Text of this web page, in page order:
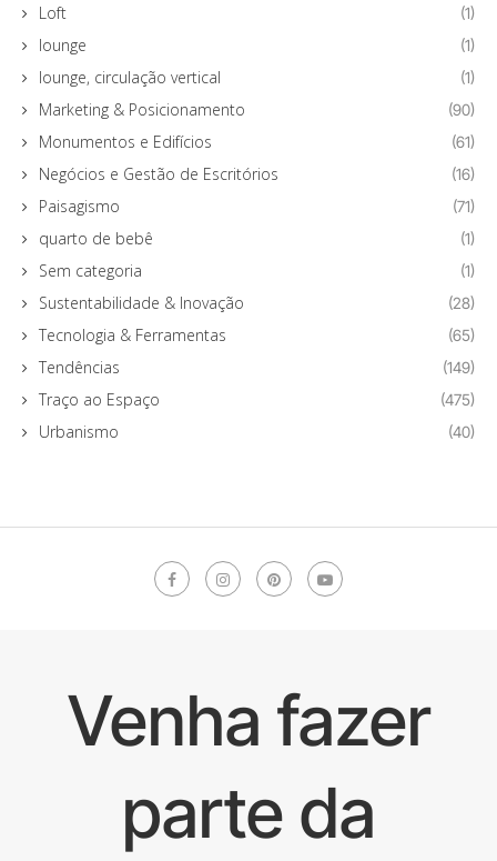
Loft (1)
lounge (1)
lounge, circulação vertical (1)
Marketing & Posicionamento (90)
Monumentos e Edifícios (61)
Negócios e Gestão de Escritórios (16)
Paisagismo (71)
quarto de bebê (1)
Sem categoria (1)
Sustentabilidade & Inovação (28)
Tecnologia & Ferramentas (65)
Tendências (149)
Traço ao Espaço (475)
Urbanismo (40)
Venha fazer
parte da